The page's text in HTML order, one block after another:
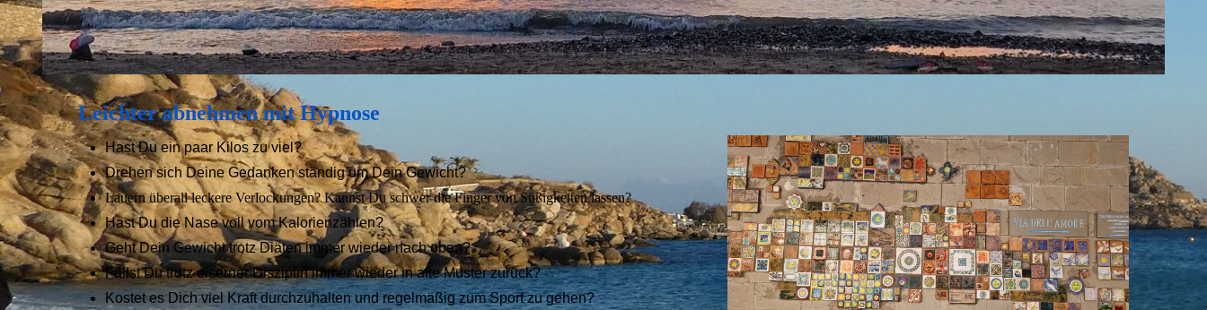
Leichter abnehmen mit Hypnose
Hast Du ein paar Kilos zu viel?
Drehen sich Deine Gedanken ständig um Dein Gewicht?
Lauern überall leckere Verlockungen? Kannst Du schwer die Finger von Süßigkeiten lassen?
Hast Du die Nase voll vom Kalorienzählen?
Geht Dein Gewicht trotz Diäten immer wieder nach oben?
Fällst Du trotz eiserner Disziplin immer wieder in alte Muster zurück?
Kostet es Dich viel Kraft durchzuhalten und regelmäßig zum Sport zu gehen?